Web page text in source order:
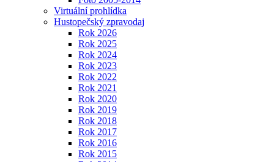
Virtuální prohlídka
Hustopečský zpravodaj
Rok 2026
Rok 2025
Rok 2024
Rok 2023
Rok 2022
Rok 2021
Rok 2020
Rok 2019
Rok 2018
Rok 2017
Rok 2016
Rok 2015